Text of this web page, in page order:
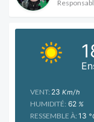
VENT: 23 Km/h
HUMIDITÉ: 62 %
RESSEMBLE À: 13